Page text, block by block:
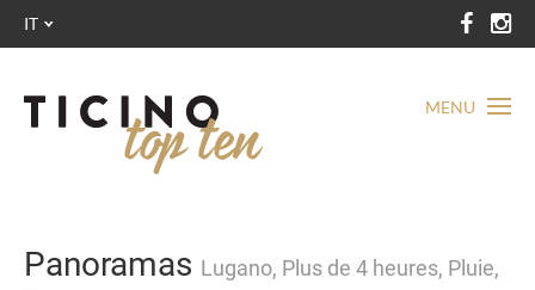
MENU
IT
Panoramas Lugano, Plus de 4 heures, Pluie,